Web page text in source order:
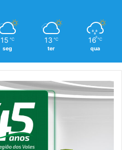
15 ℃
seg
13 ℃
ter
16 ℃
qua